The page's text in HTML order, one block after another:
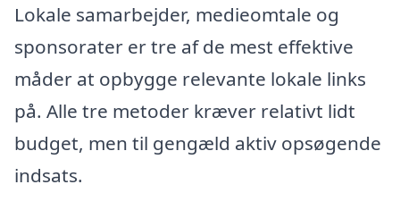
Lokale samarbejder, medieomtale og
sponsorater er tre af de mest effektive
måder at opbygge relevante lokale links
på. Alle tre metoder kræver relativt lidt
budget, men til gengæld aktiv opsøgende
indsats.